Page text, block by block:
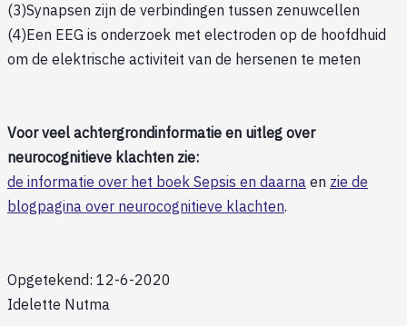
(3)Synapsen zijn de verbindingen tussen zenuwcellen
(4)Een EEG is onderzoek met electroden op de hoofdhuid
om de elektrische activiteit van de hersenen te meten
Voor veel achtergrondinformatie en uitleg over
neurocognitieve klachten zie:
de informatie over het boek Sepsis en daarna en zie de
blogpagina over neurocognitieve klachten.
Opgetekend: 12-6-2020
Idelette Nutma